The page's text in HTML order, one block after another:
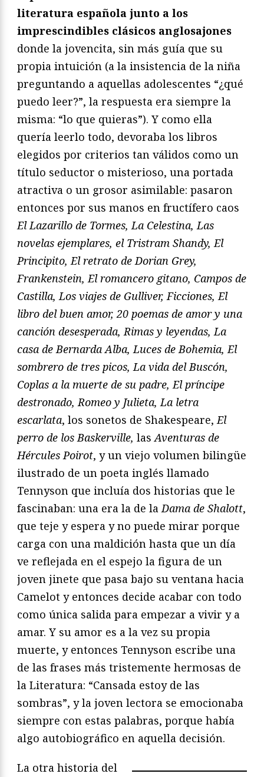
literatura española junto a los
imprescindibles clásicos anglosajones
donde la jovencita, sin más guía que su
propia intuición (a la insistencia de la niña
preguntando a aquellas adolescentes “¿qué
puedo leer?”, la respuesta era siempre la
misma: “lo que quieras”). Y como ella
quería leerlo todo, devoraba los libros
elegidos por criterios tan válidos como un
título seductor o misterioso, una portada
atractiva o un grosor asimilable: pasaron
entonces por sus manos en fructífero caos
El Lazarillo de Tormes, La Celestina, Las
novelas ejemplares, el Tristram Shandy, El
Principito, El retrato de Dorian Grey,
Frankenstein, El romancero gitano, Campos de
Castilla, Los viajes de Gulliver, Ficciones, El
libro del buen amor, 20 poemas de amor y una
canción desesperada, Rimas y leyendas, La
casa de Bernarda Alba, Luces de Bohemia, El
sombrero de tres picos, La vida del Buscón,
Coplas a la muerte de su padre, El príncipe
destronado, Romeo y Julieta, La letra
escarlata, los sonetos de Shakespeare, El
perro de los Baskerville, las Aventuras de
Hércules Poirot, y un viejo volumen bilingüe
ilustrado de un poeta inglés llamado
Tennyson que incluía dos historias que le
fascinaban: una era la de la Dama de Shalott,
que teje y espera y no puede mirar porque
carga con una maldición hasta que un día
ve reflejada en el espejo la figura de un
joven jinete que pasa bajo su ventana hacia
Camelot y entonces decide acabar con todo
como única salida para empezar a vivir y a
amar. Y su amor es a la vez su propia
muerte, y entonces Tennyson escribe una
de las frases más tristemente hermosas de
la Literatura: “Cansada estoy de las
sombras”, y la joven lectora se emocionaba
siempre con estas palabras, porque había
algo autobiográfico en aquella decisión.
La otra historia del